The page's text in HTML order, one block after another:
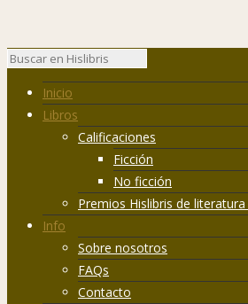
Inicio
Libros
Calificaciones
Ficción
No ficción
Premios Hislibris de
Info
Sobre nosotros
FAQs
Contacto